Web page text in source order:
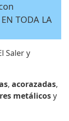
TODA LA
Saler y
, acorazadas,
metálicosy